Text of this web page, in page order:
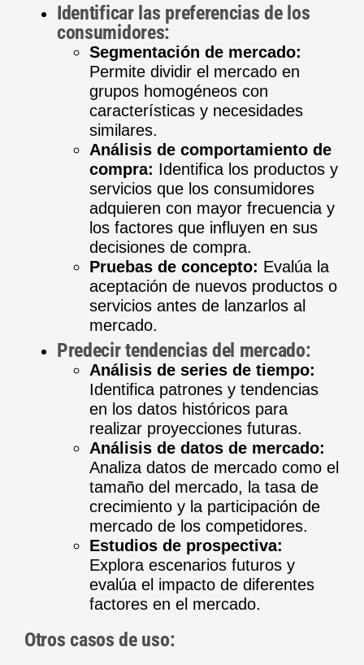
Identificar las preferencias de los
consumidores:
Segmentación de mercado:
Permite dividir el mercado en
grupos homogéneos con
características y necesidades
similares.
Análisis de comportamiento de
compra: Identifica los productos y
servicios que los consumidores
adquieren con mayor frecuencia y
los factores que influyen en sus
decisiones de compra.
Pruebas de concepto: Evalúa la
aceptación de nuevos productos o
servicios antes de lanzarlos al
mercado.
Predecir tendencias del mercado:
Análisis de series de tiempo:
Identifica patrones y tendencias
en los datos históricos para
realizar proyecciones futuras.
Análisis de datos de mercado:
Analiza datos de mercado como el
tamaño del mercado, la tasa de
crecimiento y la participación de
mercado de los competidores.
Estudios de prospectiva:
Explora escenarios futuros y
evalúa el impacto de diferentes
factores en el mercado.
Otros casos de uso: